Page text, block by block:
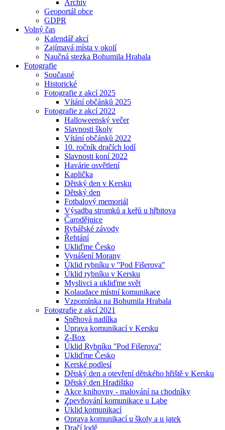
Archiv
Geoportál obce
GDPR
Volný čas
Kalendář akcí
Zajímavá místa v okolí
Naučná stezka Bohumila Hrabala
Fotografie
Současné
Historické
Fotografie z akcí 2025
Vítání občánků 2025
Fotografie z akcí 2022
Halloweenský večer
Slavnosti školy
Vítání občánků 2022
10. ročník dračích lodí
Slavnosti koní 2022
Havárie osvětlení
Kaplička
Dětský den v Kersku
Dětský den
Fotbalový memoriál
Výsadba stromků a keřů u hřbitova
Čarodějnice
Rybářské závody
Řehtání
Ukliďme Česko
Vynášení Morany
Úklid rybníku v ''Pod Fišerova''
Úklid rybníku v Kersku
Myslivci a ukliďme svět
Kolaudace místní komunikace
Vzpomínka na Bohumila Hrabala
Fotografie z akcí 2021
Sněhová nadílka
Úprava komunikací v Kersku
Z-Box
Úklid Rybníku ''Pod Fišerova''
Ukliďme Česko
Kerské podlesí
Dětský den a otevření dětského hřiště v Kersku
Dětský den Hradištko
Akce knihovny - malování na chodníky
Zpevňování komunikace u Labe
Úklid komunikací
Oprava komunikací u školy a u jatek
Dračí lodě